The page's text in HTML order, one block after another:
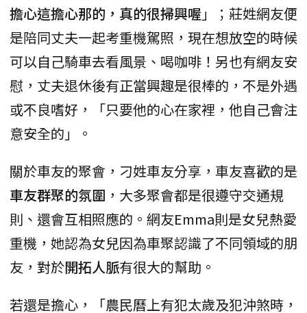
擔心這擔心那的，真的很掃興喔」；莊姓網友便
是陪同丈夫一起考重機駕照，現在想放空的時候
可以自己騎車去看風景、喝咖啡！另也有網友安
慰，丈夫退休後有正當興趣是很棒的，不是外遇
或不良嗜好，「只要他的心在家裡，他自己會注
意安全的」。
關於車友的聚會，刁姓車友分享，車友喜歡的是
車友群聚的氛圍 ，大多聚會都是很遵守交通規
則、還會互相照應的。網友Emma則是女兒熱愛
重機，她認為女兒因為車聚認識了不同領域的朋
友，對於開拓人脈有很大的幫助。
若還是擔心，「農民曆上有犯太歲及犯沖煞時，